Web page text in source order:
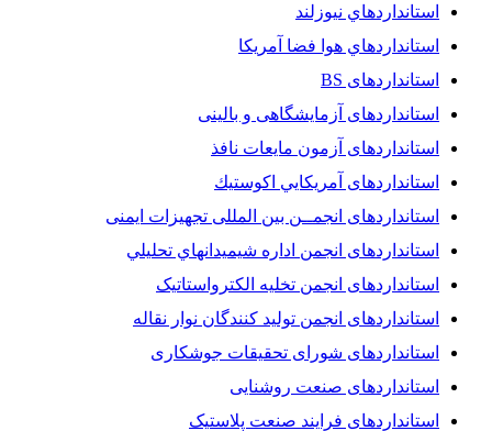
استانداردهاي نيوزلند
استانداردهاي هوا فضا آمريکا
استانداردهای BS
استانداردهای آزمایشگاهی و بالینی
استانداردهای آزمون مایعات نافذ
استانداردهای آمريكايي اكوستيك
استانداردهای انجمــن بين المللى تجهيزات ايمنى
استانداردهای انجمن اداره شيميدانهاي تحليلي
استانداردهای انجمن تخليه الکترواستاتيک
استانداردهای انجمن توليد کنندگان نوار نقاله
استانداردهای شورای تحقیقات جوشکاری
استانداردهای صنعت روشنایی
استانداردهای فرايند صنعت پلاستيک